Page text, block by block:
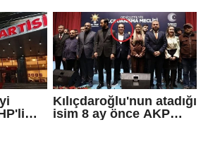
Kılıçdaroğlu'nun atadığı
isim 8 ay önce AKP